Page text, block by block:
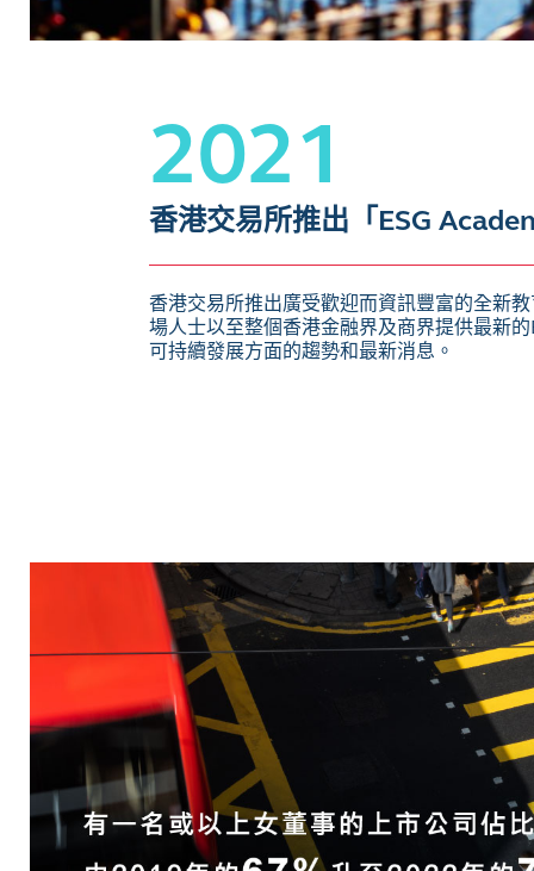
2021
香港交易所推出「ESG
香港交易所推出廣受歡迎而資訊豐富的全新
場人士以至整個香港金融界及商界提供最新
可持續發展方面的趨勢和最新消息。